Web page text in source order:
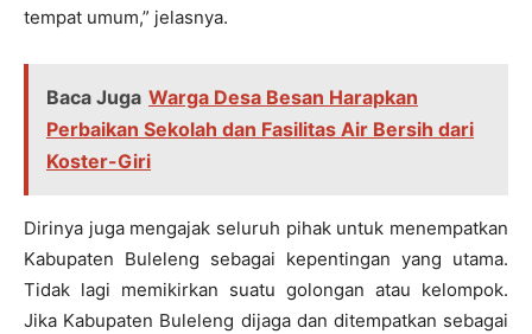
tempat umum,” jelasnya.
Baca Juga Warga Desa Besan Harapkan
Perbaikan Sekolah dan Fasilitas Air Bersih dari
Koster-Giri
Dirinya juga mengajak seluruh pihak untuk menempatkan
Kabupaten Buleleng sebagai kepentingan yang utama.
Tidak lagi memikirkan suatu golongan atau kelompok.
Jika Kabupaten Buleleng dijaga dan ditempatkan sebagai